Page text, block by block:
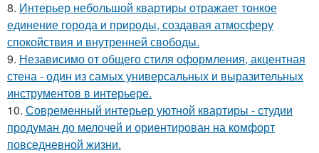
8. Интерьер небольшой квартиры отражает тонкое
единение города и природы, создавая атмосферу
спокойствия и внутренней свободы.
9. Независимо от общего стиля оформления, акцентная
стена - один из самых универсальных и выразительных
инструментов в интерьере.
10. Современный интерьер уютной квартиры - студии
продуман до мелочей и ориентирован на комфорт
повседневной жизни.